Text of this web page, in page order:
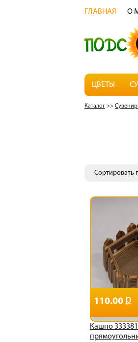
ГЛАВНАЯ О
ЦВЕТЫ
Каталог >>
Сортировать
Кашпо
110.00